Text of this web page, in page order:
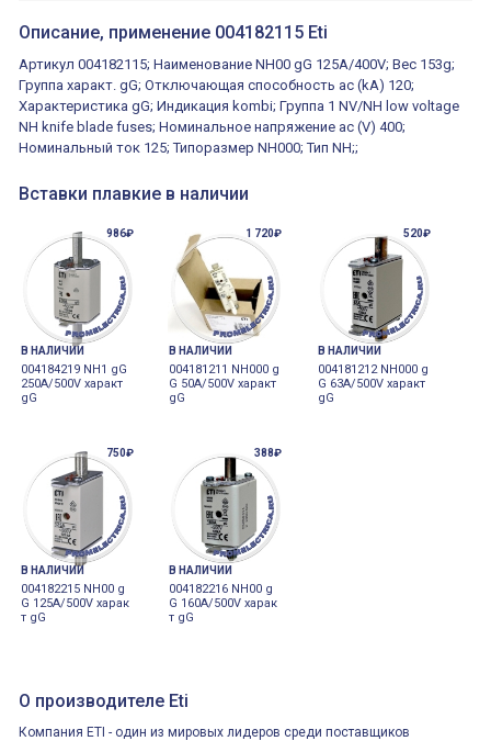
15Ампер 250В
XVR13M05L
Маячок
оранжевый
230VAC 130мм
ВКН8108
ВКН8108
Концевой
выключатель /
выключатель
путевой,
ролик
многофункциональные
функций/режимов
Описание, применение 004182115 Eti
Артикул 004182115; Наименование NH00 gG 125A/400V; Вес 153g;
Группа характ. gG; Отключающая способность ac (kA) 120;
Характеристика gG; Индикация kombi; Группа 1 NV/NH low voltage
NH knife blade fuses; Номинальное напряжение ac (V) 400;
Номинальный ток 125; Типоразмер NH000; Тип NH;;
Вставки плавкие в наличии
986₽
В НАЛИЧИИ
004184219 NH1 gG
250A/500V характ
gG
1 720₽
В НАЛИЧИИ
004181211 NH000 g
G 50A/500V характ
gG
520₽
В НАЛИЧИИ
004181212 NH000 g
G 63A/500V характ
gG
750₽
В НАЛИЧИИ
004182215 NH00 g
G 125A/500V харак
т gG
388₽
В НАЛИЧИИ
004182216 NH00 g
G 160A/500V харак
т gG
О производителе Eti
Компания ETI - один из мировых лидеров среди поставщиков